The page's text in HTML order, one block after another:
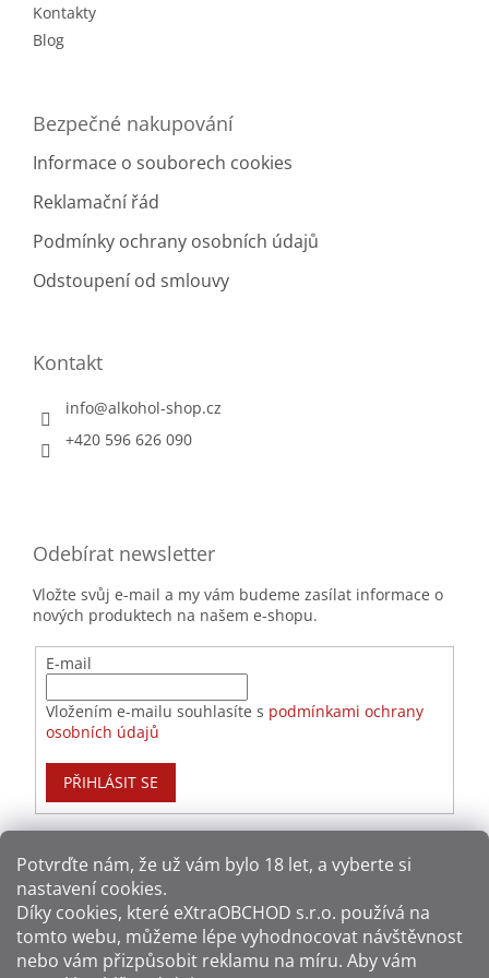
Potvrďte nám​​, že už vám bylo 18 let, a vyberte si
nastavení cookies.
Díky cookies, které eXtraOBCHOD s.r.o. používá na
tomto webu, můžeme lépe vyhodnocovat návštěvnost
nebo vám přizpůsobit reklamu na míru. Aby vám
Kontakty
Blog
Bezpečné nakupování
Informace o souborech cookies
Reklamační řád
Podmínky ochrany osobních údajů
Odstoupení od smlouvy
Kontakt
info@alkohol-shop.cz
+420 596 626 090
Odebírat newsletter
Vložte svůj e-mail a my vám budeme zasílat informace o
nových produktech na našem e-shopu.
E-mail
Vložením e-mailu souhlasíte s podmínkami ochrany
osobních údajů
PŘIHLÁSIT SE
Způsoby dopravy: